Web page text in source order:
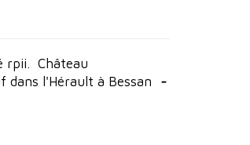
rpii. Château
l'Hérault à Bessan
-